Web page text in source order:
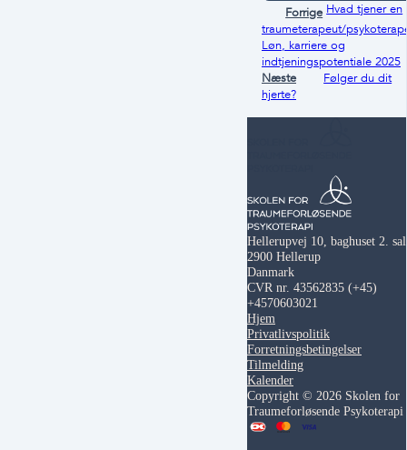
Forrige Hvad tjener en
traumeterapeut/
Løn, karriere og
indtjeningspotentiale 2025
Næste
Følger du dit
hjerte?
Hellerupvej 10, baghuset 2. sal
2900 Hellerup
Danmark
CVR nr. 43562835 (+45)
+4570603021
Hjem
Privatlivspolitik
Forretningsbetingelser
Tilmelding
Kalender
Copyright © 2026 Skolen for
Traumeforløsende Psykoterapi